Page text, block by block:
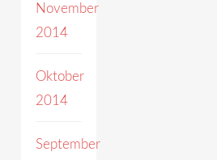
November
2014
Oktober
2014
September